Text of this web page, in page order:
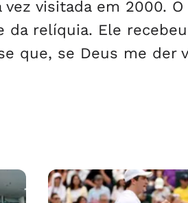
visitada em 2000. O
da relíquia. Ele
que, se Deus me der